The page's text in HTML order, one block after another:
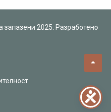
запазени 2025. Разработено